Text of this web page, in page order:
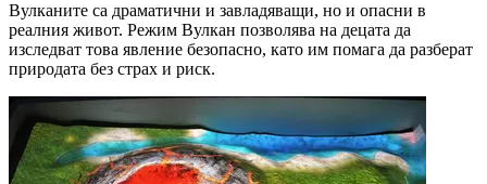
Вулканите са драматични и завладяващи, но и опасни в
реалния живот. Режим Вулкан позволява на децата да
изследват това явление безопасно, като им помага да разберат
природата без страх и риск.